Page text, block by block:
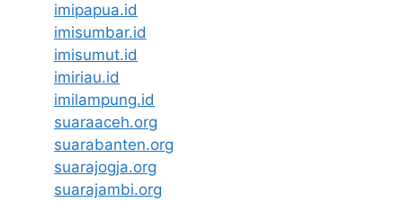
imipapua.id
imisumbar.id
imisumut.id
imiriau.id
imilampung.id
suaraaceh.org
suarabanten.org
suarajogja.org
suarajambi.org